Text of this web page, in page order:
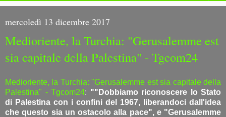
mercoledì 13 dicembre 2017
Medioriente, la Turchia: "Gerusalemme est
sia capitale della Palestina" - Tgcom24
Medioriente, la Turchia: "Gerusalemme est sia capitale della
Palestina" - Tgcom24: ""Dobbiamo riconoscere lo Stato
di Palestina con i confini del 1967, liberandoci dall'idea
che questo sia un ostacolo alla pace", e "Gerusalemme